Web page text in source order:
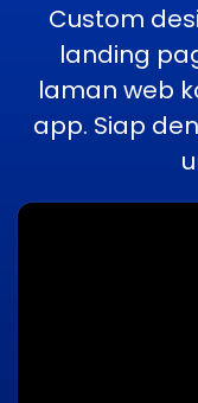
Custom
landing
laman web
app. Siap